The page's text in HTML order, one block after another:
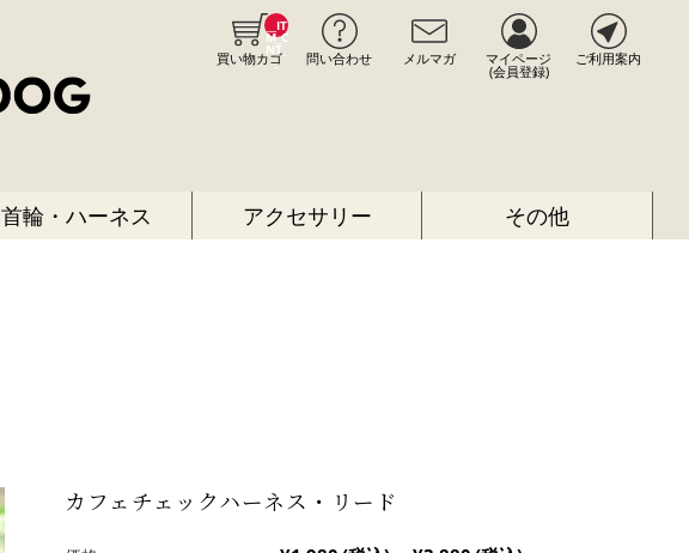
__IT
M_C
NT_
_
買い物カゴ 問い合わせ メルマガ マイページ
(会員登録)
ご利用案内
首輪・ハーネス アクセサリー その他
カフェチェックハーネス・リード